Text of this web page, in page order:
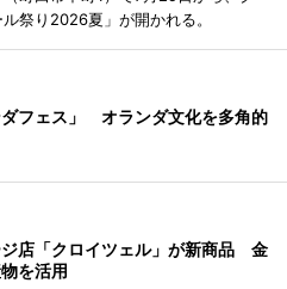
祭り2026夏」が開かれる。
フェス」 オランダ文化を多角的
店「クロイツェル」が新商品 金
を活用